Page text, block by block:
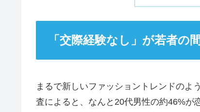
「交際経験なし」が若者の
まるで新しいファッショントレンドのよ
査によると、なんと20代男性の約46%が